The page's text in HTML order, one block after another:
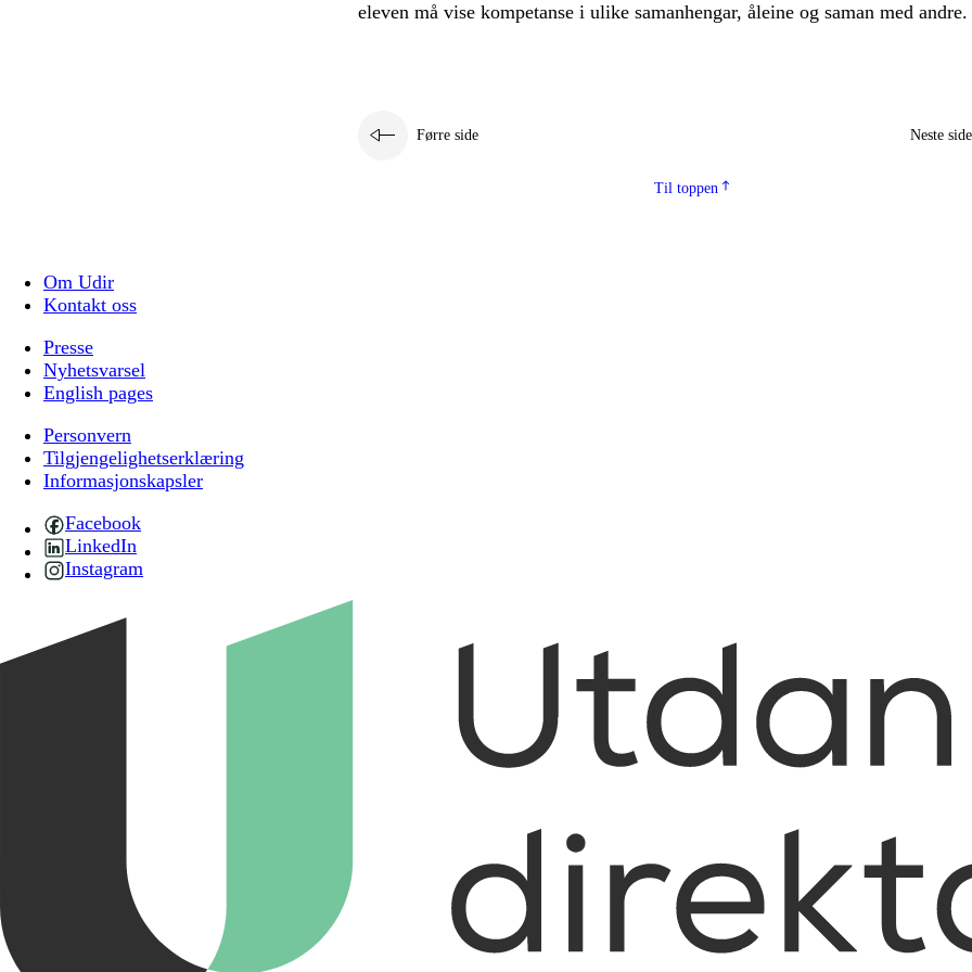
eleven må vise kompetanse i ulike samanhengar, åleine og saman med andre.
Førre side Neste side
Til toppen
Om Udir
Kontakt oss
Presse
Nyhetsvarsel
English pages
Personvern
Tilgjengelighetserklæring
Informasjonskapsler
Facebook
LinkedIn
Instagram